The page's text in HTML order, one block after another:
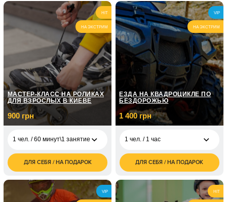
2 чел. / 60 минут
2 000
грн
12 чел. / 2 часа
18 000
грн
HIT
НА ЭКСТРИМ
МАСТЕР-КЛАСС НА РОЛИКАХ
ДЛЯ ВЗРОСЛЫХ В КИЕВЕ
900 грн
1 чел. / 60 минут\1 занятие
1 чел. / 60 минут\1
занятие
грн
1 чел. / 60 минут\3
занятия
1 800
грн
ДЛЯ СЕБЯ / НА ПОДАРОК
VIP
НА ЭКСТРИМ
ЕЗДА НА КВАДРОЦИКЛЕ ПО
БЕЗДОРОЖЬЮ
1 400 грн
1 чел. / 1 час
1 400
грн
2 800
грн
ДЛЯ СЕБЯ / НА ПОДАРОК
VIP HIT